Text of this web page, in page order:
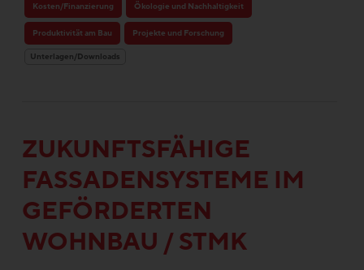
Kosten/Finanzierung Ökologie und Nachhaltigkeit
Produktivität am Bau Projekte und Forschung
Unterlagen/Downloads
ZUKUNFTSFÄHIGE
FASSADENSYSTEME IM
GEFÖRDERTEN
WOHNBAU / STMK